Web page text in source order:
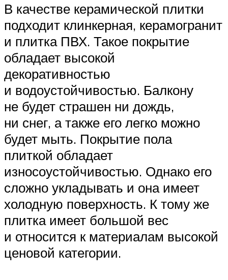
В качестве керамической плитки
подходит клинкерная, керамогранит
и плитка ПВХ. Такое покрытие
обладает высокой
декоративностью
и водоустойчивостью. Балкону
не будет страшен ни дождь,
ни снег, а также его легко можно
будет мыть. Покрытие пола
плиткой обладает
износоустойчивостью. Однако его
сложно укладывать и она имеет
холодную поверхность. К тому же
плитка имеет большой вес
и относится к материалам высокой
ценовой категории.